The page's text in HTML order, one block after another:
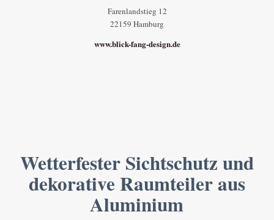
Farenlandstieg 12
22159 Hamburg
www.blick-fang-design.de
Wetterfester Sichtschutz und
dekorative Raumteiler aus
Aluminium